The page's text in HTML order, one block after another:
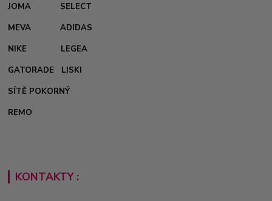
JOMA
SELECT
MEVA
ADIDAS
NIKE
LEGEA
GATORADE
LISKI
SÍTĚ POKORNÝ
REMO
KONTAKTY :